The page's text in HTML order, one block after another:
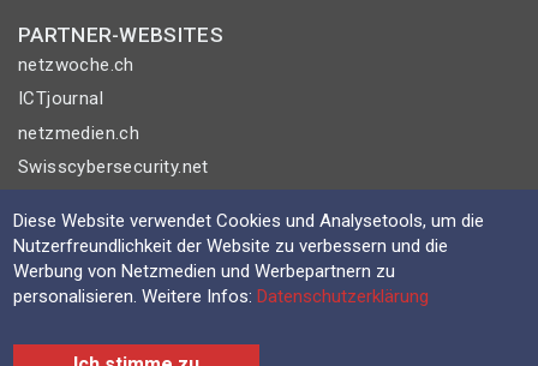
PARTNER-WEBSITES
netzwoche.ch
ICTjournal
netzmedien.ch
Swisscybersecurity.net
© NETZMEDIEN AG 2026
Impressum
Datenschutzerklärung
Diese Website verwendet Cookies und Analysetools, um die
Nutzerfreundlichkeit der Website zu verbessern und die
Werbung von Netzmedien und Werbepartnern zu
personalisieren. Weitere Infos:Datenschutzerklärung